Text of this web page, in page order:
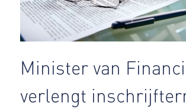
Minister van
verlengt